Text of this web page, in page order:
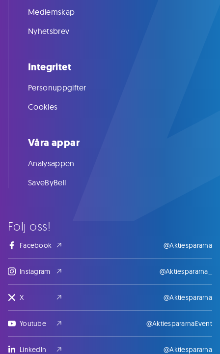
Följ oss!
Facebook @Aktiespararna
Instagram @Aktiespararna_
X @Aktiespararna
Youtube @AktiespararnaEvent
LinkedIn @Aktiespararna
Medlemskap
Nyhetsbrev
Integritet
Personuppgifter
Cookies
Våra appar
Analysappen
SaveByBell